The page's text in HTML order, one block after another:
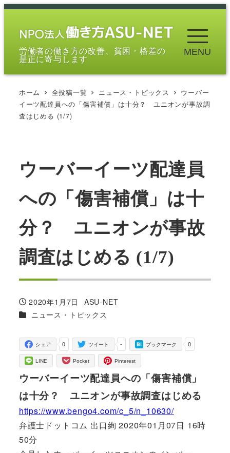
メ
労働者の働き方の改善、貧困・格差の
是正に寄与します
MENU
ホーム 全投稿一覧 ニュース・トピックス
ウーバー
イーツ配達員への「傷害補償」は十分？ ユニオンが事故調
査はじめる (1/7)
ウーバーイーツ配達員
への「傷害補償」は十
分？ ユニオンが事故
調査はじめる (1/7)
投稿日
2020年1月7日
著
者
ASU-NET
カテゴリー
ニュース・トピックス
0
シェア -
ツイート 0
ブックマーク
LINE Pocket Pinterest
ウーバーイーツ配達員への「傷害補償」
は十分？ ユニオンが事故調査はじめる
https://www.bengo4.com/c_5/n_10630/
弁護士ドットコム 出口絢 2020年01月07日 16時
50分